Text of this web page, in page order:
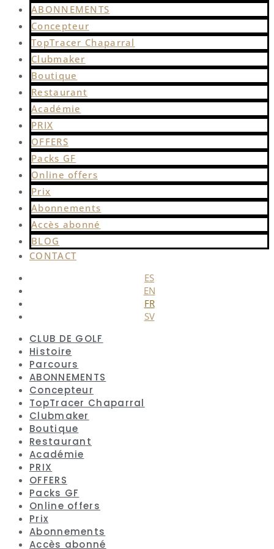
ABONNEMENTS
Concepteur
TopTracer Chaparral
Clubmaker
Boutique
Restaurant
Académie
PRIX
OFFERS
Packs GF
Online offers
Prix
Abonnements
Accès abonné
BLOG
CONTACT
ES
EN
FR
SV
CLUB DE GOLF
Histoire
Parcours
ABONNEMENTS
Concepteur
TopTracer Chaparral
Clubmaker
Boutique
Restaurant
Académie
PRIX
OFFERS
Packs GF
Online offers
Prix
Abonnements
Accès abonné